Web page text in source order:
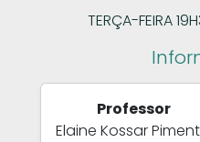
TERÇA-FEIRA
Professor
Elaine Kossar